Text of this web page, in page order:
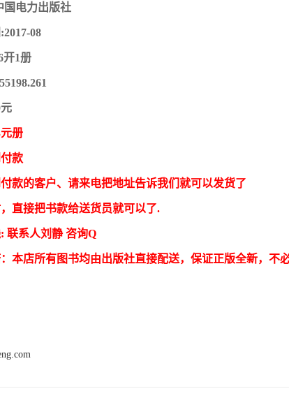
国电力出版社
08
开1册
册
款
款的客户、请来电把地址告诉我们就可以发货了
直接把书款给送货员就可以了.
联系人刘静 咨询Q
本店所有图书均由出版社直接配送，保证正版全新，不